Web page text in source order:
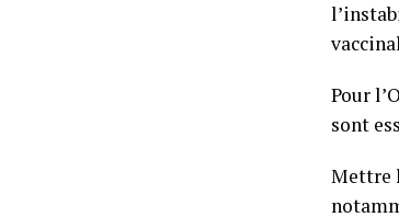
Pour
sont
Mettre